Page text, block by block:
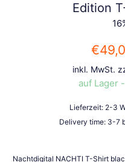
Edition
inkl. MwSt.
auf Lager
Lieferzeit: 2-3
Delivery time: 3-7
Nachtdigital NACHTI T-Shirt